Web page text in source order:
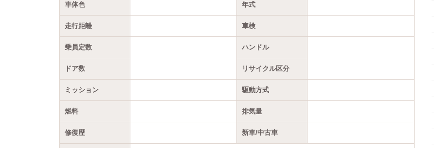
車体色 年式
走行距離 車検
乗員定数 ハンドル
ドア数 リサイクル区分
ミッション 駆動方式
燃料 排気量
修復歴 新車/中古車